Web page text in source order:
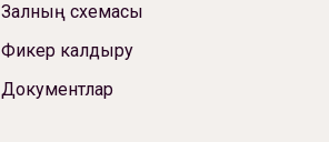
Залның схемасы
Фикер калдыру
Документлар